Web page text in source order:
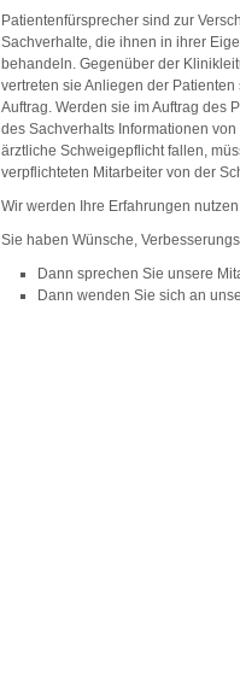
Patientenfürsprecher sind zur
Sachverhalte, die ihnen in ihrer
behandeln. Gegenüber der
vertreten sie Anliegen der
Auftrag. Werden sie im Auftrag des
des Sachverhalts Informationen
ärztliche Schweigepflicht fallen,
verpflichteten Mitarbeiter von der
Wir werden Ihre Erfahrungen
Sie haben Wünsche,
Dann sprechen Sie unsere
Dann wenden Sie sich an